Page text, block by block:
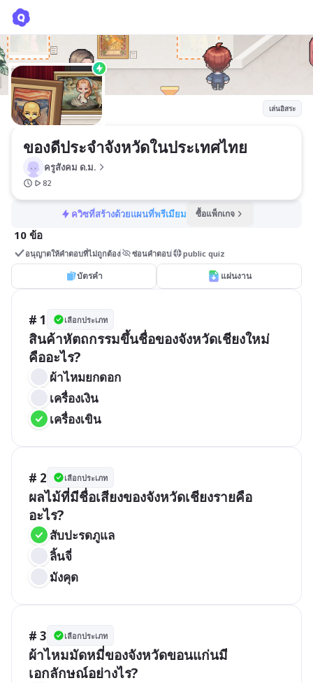
เล่นอิสระ
ของดีประจำจังหวัดในประเทศไทย
ครูสังคม ด.ม.
82
ควิซที่สร้างด้วยแผนที่พรีเมียม ซื้อแพ็กเกจ
10 ข้อ
อนุญาตให้คำตอบที่ไม่ถูกต้อง ซ่อนคำตอบ public quiz
บัตรคำ แผ่นงาน
# 1 เลือกประเภท
สินค้าหัตถกรรมขึ้นชื่อของจังหวัดเชียงใหม่
คืออะไร?
ผ้าไหมยกดอก
เครื่องเงิน
เครื่องเขิน
# 2 เลือกประเภท
ผลไม้ที่มีชื่อเสียงของจังหวัดเชียงรายคือ
อะไร?
สับปะรดภูแล
ลิ้นจี่
มังคุด
# 3 เลือกประเภท
ผ้าไหมมัดหมี่ของจังหวัดขอนแก่นมี
เอกลักษณ์อย่างไร?